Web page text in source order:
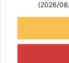
(2026/